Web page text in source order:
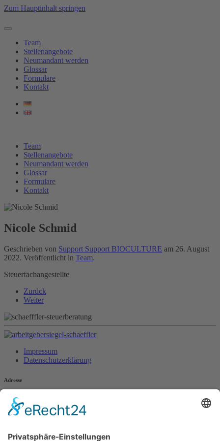
Zum Hauptinhalt springen
Team
Stellenangebote
Neumandant werden
Glossar
Formulare
Kontakt
Team
Stellenangebote
Neumandant werden
Glossar
Formulare
Kontakt
Nicole Schmid
Geschrieben von Support Support BIOCULTURE am 26. August
2022. Veröffentlicht in Team.
Steuerfachangestellte
Zurück
Weiter
Impressum
Datenschutzerklärung
Adresse
Schäffler Steuerberatungsgesellschaft GmbH
Färbergasse 4